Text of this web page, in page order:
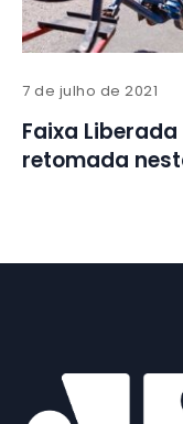
7 de julho de 2021
Faixa
retomada